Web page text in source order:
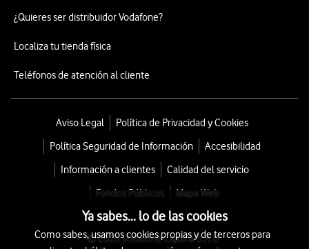
¿Quieres ser distribuidor Vodafone?
Localiza tu tienda física
Teléfonos de atención al cliente
Aviso Legal
Política de Privacidad y Cookies
Política Seguridad de Información
Accesibilidad
Información a clientes
Calidad del servicio
Fondos Públicos
Mapa Web
© 2026 Vodafone España S.A.U.
Ya sabes... lo de las cookies
Como sabes, usamos cookies propias y de terceros para